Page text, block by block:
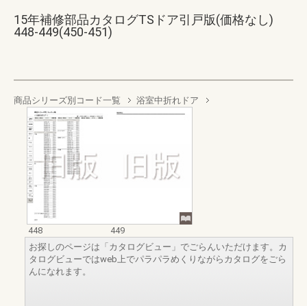
15年補修部品カタログTSドア引戸版(価格なし)
448-449(450-451)
商品シリーズ別コード一覧 浴室中折れドア
448
449
お探しのページは「カタログビュー」でごらんいただけます。カ
タログビューではweb上でパラパラめくりながらカタログをごら
んになれます。